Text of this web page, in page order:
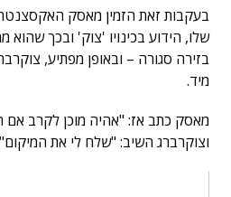
בעקבות זאת הזמין מאסק
שלו, הידוע בכינויו 'צוק' ובכך
בזירה סגורה – ובאופן מפתיע,
מיד.
מאסק כתב אז: "אהיה מוכן לקרב אם
וצוקרברג השיב: "שלח לי את